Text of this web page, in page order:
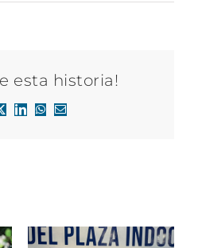
esta historia!
LinkedInWhatsApp
Correo